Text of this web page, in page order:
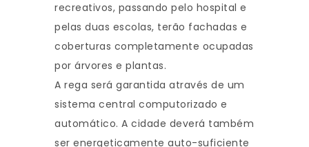
recreativos, passando pelo hospital e
pelas duas escolas, terão fachadas e
coberturas completamente ocupadas
por árvores e plantas.
A rega será garantida através de um
sistema central computorizado e
automático. A cidade deverá também
ser energeticamente auto-suficiente